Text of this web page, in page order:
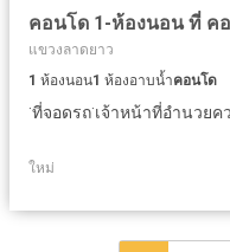
แขวงลาดยาว
1 ห้องนอน1 ห้องอาบน้ำคอนโด
·ที่จอดรถ·เจ้าหน้าที่อำนวยค
ใหม่